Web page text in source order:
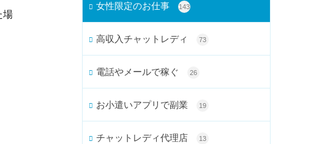
場
女性限定のお仕事 143
高収入チャットレディ 73
電話やメールで稼ぐ 26
お小遣いアプリで副業 19
チャットレディ代理店 13